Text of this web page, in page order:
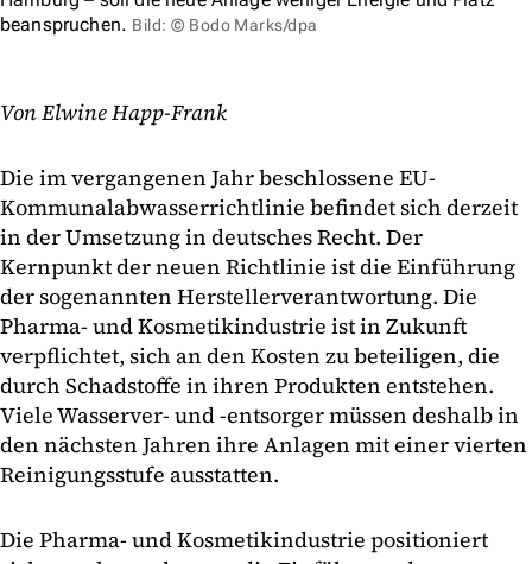
beanspruchen. Bild: © Bodo Marks/dpa
Von Elwine Happ-Frank
Die im vergangenen Jahr beschlossene EU-
Kommunalabwasserrichtlinie befindet sich derzeit
in der Umsetzung in deutsches Recht. Der
Kernpunkt der neuen Richtlinie ist die Einführung
der sogenannten Herstellerverantwortung. Die
Pharma- und Kosmetikindustrie ist in Zukunft
verpflichtet, sich an den Kosten zu beteiligen, die
durch Schadstoffe in ihren Produkten entstehen.
Viele Wasserver- und -entsorger müssen deshalb in
den nächsten Jahren ihre Anlagen mit einer vierten
Reinigungsstufe ausstatten.
Die Pharma- und Kosmetikindustrie positioniert